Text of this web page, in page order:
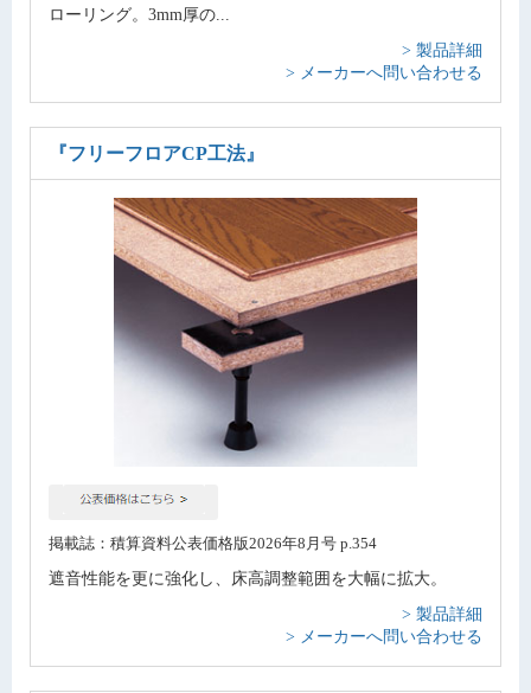
ローリング。3mm厚の...
> 製品詳細
> メーカーへ問い合わせる
『フリーフロアCP工法』
掲載誌：積算資料公表価格版2026年8月号 p.354
遮音性能を更に強化し、床高調整範囲を大幅に拡大。
> 製品詳細
> メーカーへ問い合わせる